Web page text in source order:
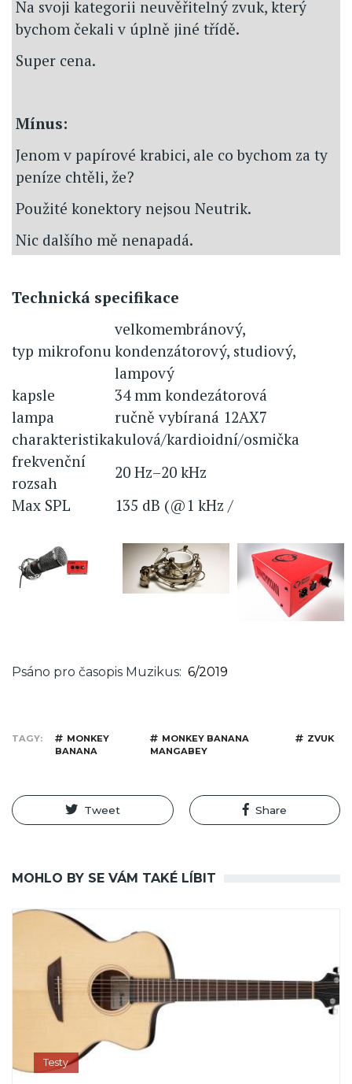
Na svoji kategorii neuvěřitelný zvuk, který
bychom čekali v úplně jiné třídě.
Super cena.
Mínus:
Jenom v papírové krabici, ale co bychom za ty
peníze chtěli, že?
Použité konektory nejsou Neutrik.
Nic dalšího mě nenapadá.
Technická specifikace
typ mikrofonu
velkomembránový,
kondenzátorový, studiový,
lampový
kapsle
34 mm kondezátorová
lampa
ručně vybíraná 12AX7
charakteristikakulová/kardioidní/osmička
frekvenční
rozsah
20 Hz–20 kHz
Max SPL
135 dB (@1 kHz /
Psáno pro časopis Muzikus 6/2019
TAGY
MONKEY
BANANA
MONKEY BANANA
MANGABEY
ZVUK
Tweet Share
MOHLO BY SE VÁM TAKÉ LÍBIT
Testy